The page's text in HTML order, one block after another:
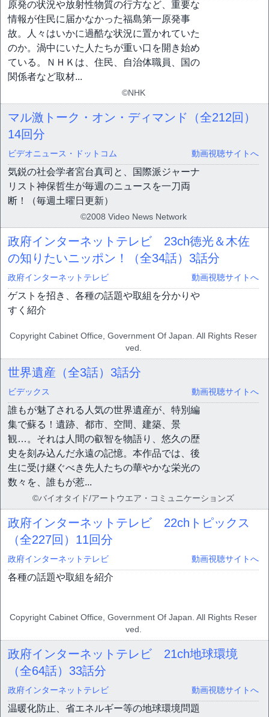
原発の状況や放射性物質の行方など、重要な
情報が住民に届かなかった福島第一原発事
故。人々はいかに過酷な状況に置かれていた
のか。渦中にいた人たちが重い口を開き始め
ている。ＮＨＫは、住民、自治体職員、国の
関係者など取材...
©NHK
マル激トーク・オン・ディマンド（全212回）
14回分
ビデオニュース・ドットコム 動画視聴サイトへ
気鋭の社会学者宮台真司と、国際派ジャーナ
リスト神保哲生が毎週のニュースを一刀両
断！（毎週土曜日更新）
©2008 Video News Network
政府インターネットテレビ 23ch徳光＆木佐
の知りたいニッポン！（全34話） 3話分
政府インターネットテレビ 動画視聴サイトへ
ゲストを招き、各種の話題や取組を分かりや
すく紹介
Copyright Cabinet Office, Government Of Japan. All Rights Reser
ved.
世界遺産（全3話） 3話分
ビデックス 動画視聴サイトへ
誰もが魅了される人気の世界遺産が、特別編
集で蘇る！遺跡、都市、空間、建築、景
観…。それは人間の叡智を物語り、悠久の歴
史を刻み込んだ永遠の記憶。本作品では、後
生に受け継ぐべき先人たちの華やかな栄光の
数々を、誰もが惹...
©バイオタイド/アートウエア・コミュニケーションズ
政府インターネットテレビ 22chトピックス
（全227回） 11回分
政府インターネットテレビ 動画視聴サイトへ
各種の話題や取組を紹介
Copyright Cabinet Office, Government Of Japan. All Rights Reser
ved.
政府インターネットテレビ 21ch地球環境
（全64話） 33話分
政府インターネットテレビ 動画視聴サイトへ
温暖化防止、省エネルギー等の地球環境問題